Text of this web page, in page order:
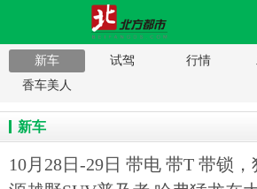
月28日-29日 带电 带T 带锁，独一无二的新能
越野SUV普及者 哈弗猛龙在大连正式上市_北方
都市，辽沈家电网，沈阳家电网，辽沈家电家
新车 试驾 行情
香车美人
新车
10月28日-29日 带电 带T 带锁